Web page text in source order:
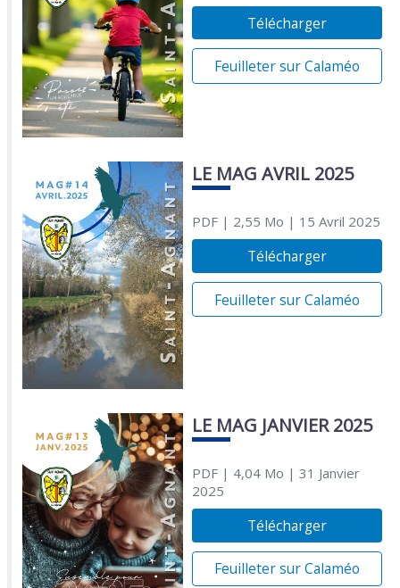
Télécharger
Feuilleter sur Calaméo
LE MAG AVRIL 2025
PDF| 2,55 Mo | 15 Avril 2025
Télécharger
Feuilleter sur Calaméo
LE MAG JANVIER 2025
PDF| 4,04 Mo | 31 Janvier
2025
Télécharger
Feuilleter sur Calaméo